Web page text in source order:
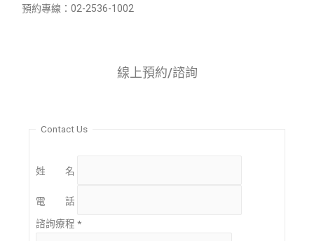
預約專線：02-2536-1002
線上預約/諮詢
Contact Us
姓 名
電 話
諮詢療程 *